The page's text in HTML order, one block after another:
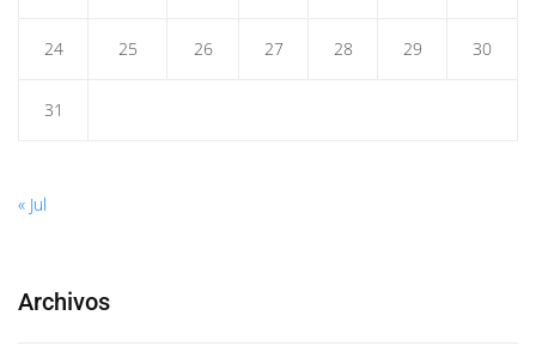
24 25 26 27 28 29 30
31
« Jul
Archivos